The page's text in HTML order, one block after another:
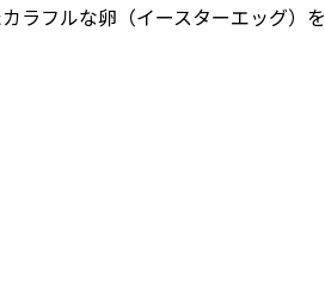
ラフルな卵（イースターエッグ）を